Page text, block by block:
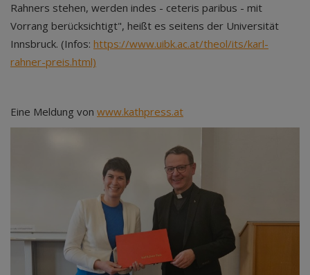
Rahners stehen, werden indes - ceteris paribus - mit
Vorrang berücksichtigt", heißt es seitens der Universität
Innsbruck. (Infos: https://www.uibk.ac.at/theol/its/karl-
rahner-preis.html)
Eine Meldung von www.kathpress.at